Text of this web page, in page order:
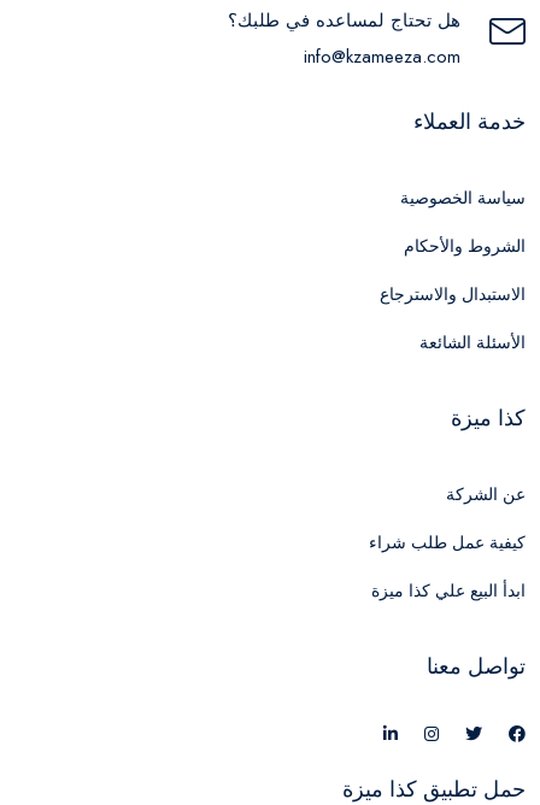
هل تحتاج لمساعده في طلبك؟
info@kzameeza.com
خدمة العملاء
سياسة الخصوصية
الشروط والأحكام
الاستبدال والاسترجاع
الأسئلة الشائعة
كذا ميزة
عن الشركة
كيفية عمل طلب شراء
ابدأ البيع علي كذا ميزة
تواصل معنا
حمل تطبيق كذا ميزة